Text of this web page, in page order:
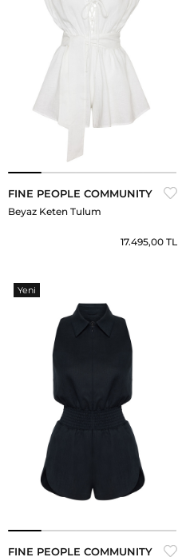
FINE PEOPLE COMMUNITY
Beyaz Keten Tulum
17.495,00 TL
FINE PEOPLE COMMUNITY
Yeni